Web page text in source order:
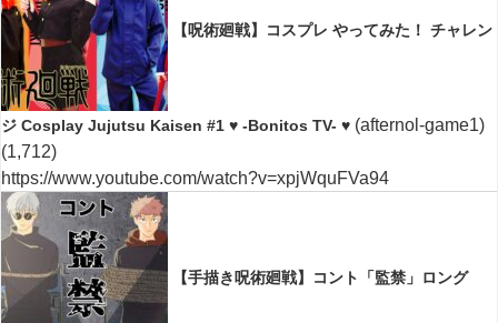
【呪術廻戦】コスプレ やってみた！ チャレン
ジ Cosplay Jujutsu Kaisen #1 ♥ -Bonitos TV- ♥ (afternol-game1)
(1,712)
https://www.youtube.com/watch?v=xpjWquFVa94
【手描き呪術廻戦】コント「監禁」ロング